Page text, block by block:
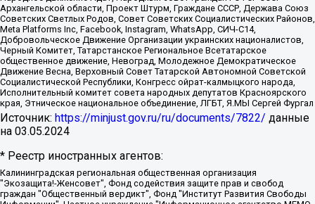
Архангельской области, Проект Штурм, Граждане СССР, Держава Союз
Советских Светлых Родов, Совет Советских Социалистических Районов,
Meta Platforms Inc, Facebook, Instagram, WhatsApp, СИЧ-С14,
Добровольческое Движение Организации украинских националистов,
Черный Комитет, Татарстанское Региональное Всетатарское
общественное движение, Невоград, Молодежное Демократическое
Движение Весна, Верховный Совет Татарской Автономной Советской
Социалистической Республики, Конгресс ойрат-калмыцкого народа,
Исполнительный комитет совета народных депутатов Красноярского
края, Этническое национальное объединение, ЛГБТ, Я.МЫ Сергей Фургал
Источник: https://minjust.gov.ru/ru/documents/7822/ данные
на 03.05.2024
* Реестр иностранных агентов:
Калининградская региональная общественная организация "Экозащита!-Женсовет", Фонд содействия защите прав и свобод граждан "Общественный вердикт", Фонд "Институт Развития Свободы Информации", Частное учреждение "Информационное агентство МЕМО. РУ", Региональная общественная организация "Общественная комиссия по сохранению наследия академика Сахарова", Фонд поддержки свободы прессы, Санкт-Петербургская общественная правозащитная организация "Гражданский контроль", Межрегиональная общественная организация "Информационно-просветительский центр "Мемориал", Региональный Фонд "Центр Защиты Прав Средств Массовой Информации", с 05.12.2023 Фонд "Центр Защиты Прав Средств массовой информации", Региональная общественная благотворительная организация помощи беженцам и мигрантам "Гражданское содействие", Негосударственное образовательное учреждение дополнительного профессионального образования (повышение квалификации) специалистов "АКАДЕМИЯ ПО ПРАВАМ ЧЕЛОВЕКА", Свердловская региональная общественная организация "Сутяжник", Автономная некоммерческая организация "Центр независимых социологических исследований", Союз общественных объединений "Российский исследовательский центр по правам человека", Региональное общественное учреждение научно-информационный центр "МЕМОРИАЛ", Некоммерческая организация "Фонд защиты гласности", Автономная некоммерческая организация "Институт прав человека", Городская общественная организация "Екатеринбургское общество "МЕМОРИАЛ", Городская общественная организация "Рязанское историко-просветительское и правозащитное общество "Мемориал" (Рязанский Мемориал), Челябинский региональный орган общественной самодеятельности – женское общественное объединение "Женщины Евразии", Челябинский региональный орган общественной самодеятельности "Уральская правозащитная группа", Фонд содействия защите здоровья и социальной справедливости имени Андрея Рылькова, Автономная Некоммерческая Организация "Аналитический Центр Юрия Левады", Автономная некоммерческая организация социальной поддержки населения "Проект Апрель", Региональная общественная организация помощи женщинам и детям, находящимся в кризисной ситуации "Информационно-методический центр "Анна", Фонд содействия развитию массовых коммуникаций и правовому просвещению "Так-так-Так", Фонд содействия устойчивому развитию "Серебряная тайга", Свердловский региональный общественный фонд социальных проектов "Новое время", "Idel.Реалии", Кавказ.Реалии, Крым.Реалии, Телеканал Настоящее Время, Татаро-башкирская служба Радио Свобода (Azatliq Radiosi), Радио Свободная Европа/Радио Свобода (PCE/PC), "Сибирь.Реалии", "Фактограф", Благотворительный фонд помощи осужденным и их семьям, Автономная некоммерческая организация "Институт глобализации и социальных движений", Фонд "В защиту прав заключенных", Частное учреждение "Центр поддержки и содействия развитию средств массовой информации", Пензенский региональный общественный благотворительный фонд "Гражданский союз", "Север.Реалии", Некоммерческая организация Фонд "Правовая инициатива", Общество с ограниченной ответственностью "Радио Свободная Европа/Радио Свобода", Чешское информационное агентство "MEDIUM-ORIENT", Красноярская региональная общественная организация "Мы против СПИДа", Камалягин Денис Николаевич, Маркелов Сергей Евгеньевич, Пономарев Лев Александрович, Савицкая Людмила Алексеевна, Автономная некоммерческая организация "Центр по работе с проблемой насилия "НАСИЛИЮ.НЕТ", Межрегиональный профессиональный союз работников здравоохранения "Альянс врачей", Юридическое лицо, зарегистрированное в Латвийской Республике, SIA "Medusa Project" (регистрационный номер 40103797863, дата регистрации 10.06.2014), Некоммерческая организация "Фонд по борьбе с коррупцией", Автономная некоммерческая организация "Институт права и публичной политики", Баданин Роман Сергеевич, Гликин Максим Александрович, Железнова Мария Михайловна, Лукьянова Юлия Сергеевна, Маетная Елизавета Витальевна, Маняхин Петр Борисович, Чуракова Ольга Владимировна, Ярош Юлия Петровна, Юридическое лицо "The Insider SIA", зарегистрированное в Риге, Латвийская Республика (дата регистрации 26.06.2015), являющееся администратором доменного имени интернет-издания "The Insider SIA", https://theins.ru, Постернак Алексей Евгеньевич, Рубин Михаил Аркадьевич, Анин Роман Александрович, Юридическое лицо Istories fonds, зарегистрированное в Латвийской Республике (регистрационный номер 50008295751, дата регистрации 24.02.2020), Великовский Дмитрий Александрович, Долинина Ирина Николаевна, Мароховская Алеся Алексеевна, Шлейнов Роман Юрьевич, Шмагун Олеся Валентиновна, Общество с ограниченной ответственностью "Альтаир 2021", Общество с ограниченной ответственностью "Вега 2021", Общество с ограниченной ответственностью "Главный редактор 2021", Общество с ограниченной ответственностью "Ромашки монолит", Важенков Артем Валерьевич, Ивановская областная общественная организация "Центр гендерных исследований", Гурман Юрий Альбертович, Медиапроект "ОВД-Инфо", Егоров Владимир Владимирович, Жилинский Владимир Александрович, Общество с ограниченной ответственностью "ЗП", Иванова София Юрьевна, Карезина Инна Павловна, Кильтау Екатерина Викторовна, Петров Алексей Викторович, Пискунов Сергей Евгеньевич, Смирнов Сергей Сергеевич, Тихонов Михаил Сергеевич, Общество с ограниченной ответственностью "ЖУРНАЛИСТ-ИНОСТРАННЫЙ АГЕНТ", Арапова Галина Юрьевна, Вольтская Татьяна Анатольевна, Американская компания "Mason G.E.S. Anonymous Foundation" (США), являющаяся владельцем интернет-издания https://mnews.world/, Компания "Stichting Bellingcat", зарегистрированная в Нидерландах (дата регистрации 11.07.2018), Захаров Андрей Вячеславович, Клепиковская Екатерина Дмитриевна, Общество с ограниченной ответственностью "МЕМО", Перл Роман Александрович, Симонов Евгений Алексеевич, Соловьева Елена Анатольевна, Сотников Даниил Владимирович, Сурначева Елизавета Дмитриевна, Автономная некоммерческая организация по защите прав человека и информированию населения "Якутия – Наше Мнение", Общество с ограниченной ответственностью "Москоу диджитал медиа", с 26.01.2023 Общество с ограниченной ответственностью "Чайка Белые сады", Ветошкина Валерия Валерьевна, Заговора Максим Александрович, Межрегиональное общественное движение "Российская ЛГБТ - сеть", Оленичев Максим Владимирович, Павлов Иван Юрьевич, Скворцова Елена Сергеевна, Общество с ограниченной ответственностью "Как бы инагент", Кочетков Игорь Викторович, Общество с ограниченной ответственностью "Честные выборы", Еланчик Олег Александрович, Общество с ограниченной ответственностью "Нобелевский призыв", Гималова Регина Эмилевна, Григорьев Андрей Валерьевич, Григорьева Алина Александровна, Ассоциация по содействию защите прав призывников, альтернативнослужащих и военнослужащих "Правозащитная группа "Гражданин.Армия.Право", Хисамова Регина Фаритовна, Автономная некоммерческая организация по реализации социально-правовых программ "Лилит", Дальневосточное общественное движение "Маяк", Санкт-Петербургская ЛГБТ-инициативная группа "Выход", Инициативная группа ЛГБТ+ "Реверс", Алексеев Андрей Викторович, Бекбулатова Таисия Львовна, Беляев Иван Михайлович, Владыкина Елена Сергеевна, Гельман Марат Александрович, Никульшина Вероника Юрьевна, Толоконникова Надежда Андреевна, Шендерович Виктор Анатольевич, Общество с ограниченной ответственностью "Данное сообщение", Общество с ограниченной ответственностью Издательский дом "Новая глава", Айнбиндер Александра Александровна, Московский комьюнити-центр для ЛГБТ+инициатив, Благотворительный фонд развития филантропии, Deutsche Welle (Германия, Kurt-Schumacher-Strasse 3, 53113 Bonn), Борзунова Мария Михайловна, Воробьев Виктор Викторович, Голубева Анна Львовна, Константинова Алла Михайловна, Малкова Ирина Владимировна, Мурадов Мурад Абдулгалимович, Осетинская Елизавета Николаевна, Понасенков Евгений Николаевич, Ганапольский Матвей Юрьевич, Киселев Евгений Алексеевич, Борухович Ирина Григорьевна, Дремин Иван Тимофеевич, Дубровский Дмитрий Викторович, Красноярская региональная общественная организация поддержки и развития альтернативных образовательных технологий и межкультурных коммуникаций "ИНТЕРРА", Маяковская Екатерина Алексеевна, Фейгин Марк Захарович, Филимонов Андрей Викторович, Дзугкоева Регина Николаевна, Доброхотов Роман Александрович, Дудь Юрий Александрович, Елкин Сергей Владимирович, Кругликов Кирилл Игоревич, Сабунаева Мария Леонидовна, Семенов Алексей Владимирович, Шаинян Карен Багратович, Шульман Екатерина Михайловна, Асафьев Артур Валерьевич, Вахштайн Виктор Семенович, Венедиктов Алексей Алексеевич, Лушникова Екатерина Евгеньевна, Волков Леонид Михайлович, Невзоров Александр Глебович, Пархоменко Сергей Борисович, Сироткин Ярослав Николаевич, Кара-Мурза Владимир Владимирович, Баранова Наталья Владимировна, Гозман Леонид Яковлевич, Кагарлицкий Борис Юльевич, Климарев Михаил Валерьевич, Милов Владимир Станиславович, Автономная некоммерческая организация Краснодарский центр современного искусства "Типография", Моргенштерн Алишер Тагирович, Соболь Любовь Эдуардовна, Общество с ограниченной ответственностью "ЛИЗА НОРМ", Каспаров Гарри Кимович, Ходорковский Михаил Борисович, Общество с ограниченной ответственностью "Апрельские тезисы", Данилович Ирина Брониславовна, Кашин Олег Владимирович, Петров Николай Владимирович, Пивоваров Алексей Владимирович, Соколов Михаил Владимирович, Цветкова Юлия Владимировна, Чичваркин Евгений Александрович, Комитет против пыток/Команда против пыток, Общество с ограниченной ответственностью "Первый научный", Общество с ограниченной ответственностью "Вертолет и ко", Белоцерковская Вероника Борисовна, Кац Максим Евгеньевич, Лазарева Татьяна Юрьевна, Шаведдинов Руслан Табризович, Яшин Илья Валерьевич, Общество с ограниченной ответственностью "Иноагент ААВ", Алешковский Дмитрий Петрович, Альбац Евгения Марковна, Быков Дмитрий Львович, Галямина Юлия Евгеньевна, Лойко Сергей Леонидович, Мартынов Кирилл Константинович, Медведев Сергей Александрович, Крашенинников Федор Геннадиевич, Гордеева Катерина Вл